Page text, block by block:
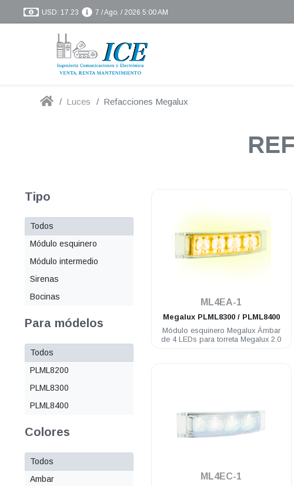
USD: 17.23 7 / Ago. / 2026 5:00 AM
Luces Refacciones Megalux
Tipo
Todos
Módulo esquinero
Módulo intermedio
Sirenas
Bocinas
Para módelos
Todos
PLML8200
PLML8300
PLML8400
Colores
Todos
Ambar
ML4EA-1
Megalux PLML8300 / PLML8400
Módulo esquinero Megalux Ámbar
de 4 LEDs para torreta Megalux 2.0
ML4EC-1